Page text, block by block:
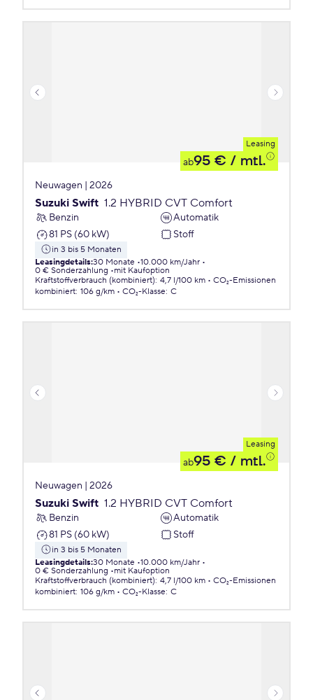
Leasing
ab95 € / mtl.
Neuwagen | 2026
Suzuki Swift 1.2 HYBRID CVT Comfort
Benzin
Automatik
81 PS (60 kW)
Stoff
in 3 bis 5 Monaten
Leasingdetails:30 Monate 10.000 km/Jahr
0 € Sonderzahlung
mit Kaufoption
Kraftstoffverbrauch (kombiniert): 4,7 l/100 km
CO₂-Emissionen
kombiniert: 106 g/km CO₂-Klasse: C
Leasing
ab95 € / mtl.
Neuwagen | 2026
Suzuki Swift 1.2 HYBRID CVT Comfort
Benzin
Automatik
81 PS (60 kW)
Stoff
in 3 bis 5 Monaten
Leasingdetails:30 Monate 10.000 km/Jahr
0 € Sonderzahlung
mit Kaufoption
Kraftstoffverbrauch (kombiniert): 4,7 l/100 km
CO₂-Emissionen
kombiniert: 106 g/km CO₂-Klasse: C